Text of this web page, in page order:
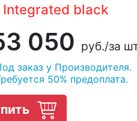
Integrated black
050 руб./за
заказ у Производителя.
50% предоплата.